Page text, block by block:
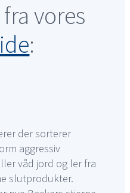
vores
:
der sorterer
aggressiv
våd jord og ler fra
slutprodukter.